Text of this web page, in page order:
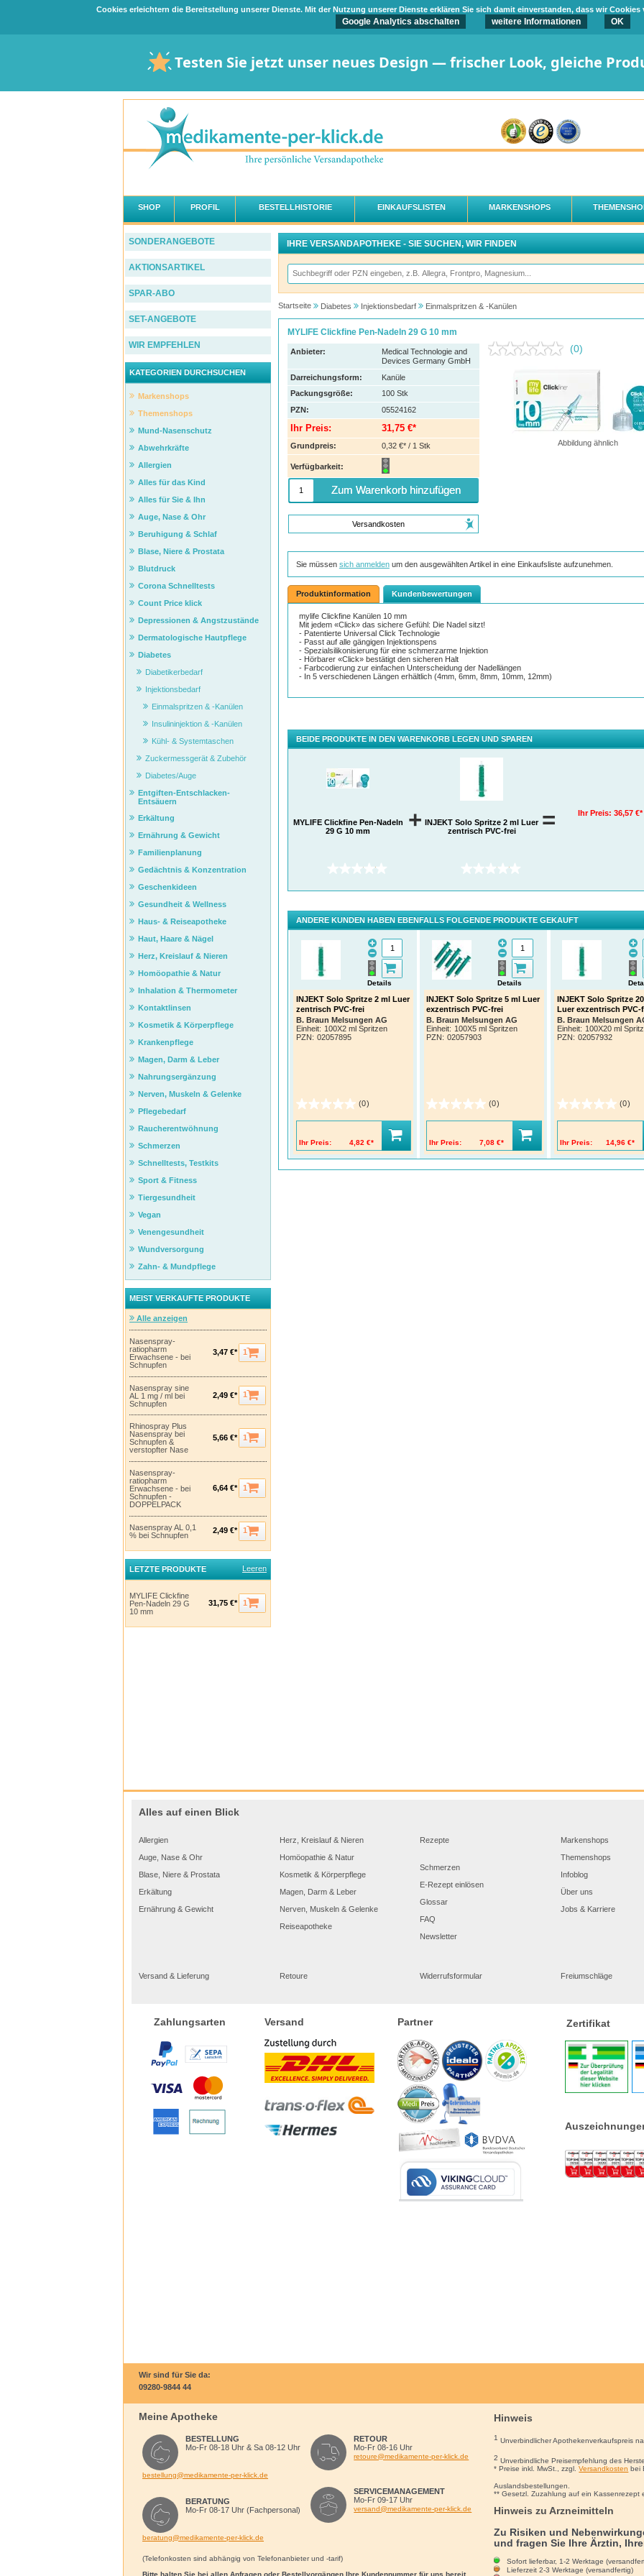
Cookies erleichtern die Bereitstellung unserer Dienste. Mit der Nutzung unserer Dienste erklären Sie sich damit einverstanden, dass wir
Google Analytics abschalten weitere Informationen OK
Testen Sie jetzt unser neues Design — frischer Look, gleiche
SHOP PROFIL BESTELLHISTORIE EINKAUFSLISTEN MARKENSHOPS
IHRE VERSANDAPOTHEKE - SIE SUCHEN, WIR FINDEN
Startseite Diabetes Injektionsbedarf Einmalspritzen & -Kanülen
MYLIFE Clickfine Pen-Nadeln 29 G 10 mm
(0)
Abbildung ähnlich
Anbieter:
Medical Technologie and
Devices Germany GmbH
Darreichungsform:
Kanüle
Packungsgröße:
100 Stk
PZN: 05524162
Ihr Preis: 31,75 €*
Grundpreis: 0,32 €* / 1 Stk
Verfügbarkeit:
Zum Warenkorb hinzufügen
Versandkosten
Sie müssen sich anmeldenum den ausgewählten Artikel in eine Einkaufsliste aufzunehmen.
Produktinformation Kundenbewertungen
mylife Clickfine Kanülen 10 mm
Mit jedem «Click» das sichere Gefühl: Die Nadel sitzt!
- Patentierte Universal Click Technologie
- Passt auf alle gängigen Injektionspens
- Spezialsilikonisierung für eine schmerzarme Injektion
- Hörbarer «Click» bestätigt den sicheren Halt
- Farbcodierung zur einfachen Unterscheidung der Nadellängen
- In 5 verschiedenen Längen erhältlich (4mm, 6mm, 8mm, 10mm, 12mm)
BEIDE PRODUKTE IN DEN WARENKORB LEGEN UND SPAREN
MYLIFE Clickfine Pen-Nadeln
29 G 10 mm
(0)
+ INJEKT Solo Spritze 2 ml Luer
zentrisch PVC-frei
(0)
= Ihr Preis:36,57 €*
ANDERE KUNDEN HABEN EBENFALLS FOLGENDE PRODUKTE GEKAUFT
INJEKT Solo Spritze 2 ml Luer
zentrisch PVC-frei
B. Braun Melsungen AG
Einheit: 100X2 ml Spritzen
PZN : 02057895
Details
(0)
Ihr Preis: 4,82 €*
INJEKT Solo Spritze 5 ml Luer
exzentrisch PVC-frei
B. Braun Melsungen AG
Einheit: 100X5 ml Spritzen
PZN : 02057903
Details
(0)
Ihr Preis: 7,08 €*
INJEKT Solo Spritze
Luer exzentrisch PVC-
B. Braun Melsungen
Einheit: 100X20 ml
PZN : 02057932
(0)
Ihr Preis: 14,96 €*
SONDERANGEBOTE
AKTIONSARTIKEL
SPAR-ABO
SET-ANGEBOTE
WIR EMPFEHLEN
KATEGORIEN DURCHSUCHEN
Markenshops
Themenshops
Mund-Nasenschutz
Abwehrkräfte
Allergien
Alles für das Kind
Alles für Sie & Ihn
Auge, Nase & Ohr
Beruhigung & Schlaf
Blase, Niere & Prostata
Blutdruck
Corona Schnelltests
Count Price klick
Depressionen & Angstzustände
Dermatologische Hautpflege
Diabetes
Diabetikerbedarf
Injektionsbedarf
Einmalspritzen & -Kanülen
Insulininjektion & -Kanülen
Kühl- & Systemtaschen
Zuckermessgerät & Zubehör
Diabetes/Auge
Entgiften-Entschlacken-
Entsäuern
Erkältung
Ernährung & Gewicht
Familienplanung
Gedächtnis & Konzentration
Geschenkideen
Gesundheit & Wellness
Haus- & Reiseapotheke
Haut, Haare & Nägel
Herz, Kreislauf & Nieren
Homöopathie & Natur
Inhalation & Thermometer
Kontaktlinsen
Kosmetik & Körperpflege
Krankenpflege
Magen, Darm & Leber
Nahrungsergänzung
Nerven, Muskeln & Gelenke
Pflegebedarf
Raucherentwöhnung
Schmerzen
Schnelltests, Testkits
Sport & Fitness
Tiergesundheit
Vegan
Venengesundheit
Wundversorgung
Zahn- & Mundpflege
MEIST VERKAUFTE PRODUKTE
Alle anzeigen
Nasenspray-
ratiopharm
Erwachsene - bei
Schnupfen
3,47 €* 1
Nasenspray sine
AL 1 mg / ml bei
Schnupfen
2,49 €* 1
Rhinospray Plus
Nasenspray bei
Schnupfen &
verstopfter Nase
5,66 €* 1
Nasenspray-
ratiopharm
Erwachsene - bei
Schnupfen -
DOPPELPACK
6,64 €* 1
Nasenspray AL 0,1
% bei Schnupfen
2,49 €* 1
LETZTE PRODUKTE Leeren
MYLIFE Clickfine
Pen-Nadeln 29 G
10 mm
31,75 €* 1
Alles auf einen Blick
Allergien
Auge, Nase & Ohr
Blase, Niere & Prostata
Erkältung
Ernährung & Gewicht
Herz, Kreislauf & Nieren
Homöopathie & Natur
Kosmetik & Körperpflege
Magen, Darm & Leber
Nerven, Muskeln & Gelenke
Reiseapotheke
Rezepte
Schmerzen
E-Rezept einlösen
Glossar
FAQ
Newsletter
Markenshops
Themenshops
Infoblog
Über uns
Jobs & Karriere
Versand & Lieferung Retoure Widerrufsformular Freiumschläge
Zahlungsarten Versand Partner Zertifikat
Wir sind für Sie da:
09280-9844 44
Meine Apotheke
BESTELLUNG
Mo-Fr 08-18 Uhr & Sa 08-12 Uhr
bestellung@medikamente-per-klick.de
BERATUNG
Mo-Fr 08-17 Uhr (Fachpersonal)
beratung@medikamente-per-klick.de
RETOUR
Mo-Fr 08-16 Uhr
retoure@medikamente-per-klick.de
SERVICEMANAGEMENT
Mo-Fr 09-17 Uhr
versand@medikamente-per-klick.de
(Telefonkosten sind abhängig von Telefonanbieter und -tarif)
Bitte halten Sie bei allen Anfragen oder Bestellvorgängen Ihre Kundennummer für uns bereit.
Hinweis
1 Unverbindlicher Apothekenverkaufspreis
2 Unverbindliche Preisempfehlung des
* Preise inkl. MwSt., zzgl.Versandkosten bei
Auslandsbestellungen.
** Gesetzl. Zuzahlung auf ein Kassenrezept
Hinweis zu Arzneimitteln
Zu Risiken und
und fragen Sie Ihre Ärztin,
Sofort lieferbar, 1-2 Werktage
Lieferzeit 2-3 Werktage (versandfertig)